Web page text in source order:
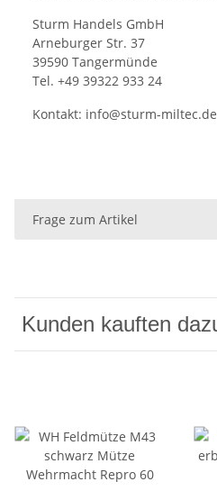
Sturm Handels GmbH
Arneburger Str. 37
39590 Tangermünde
Tel. +49 39322 933 24
Kontakt: info@sturm-miltec.de
Frage zum Artikel
Kunden kauften